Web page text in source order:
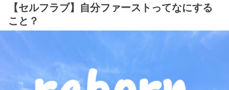
【セルフラブ】自分ファーストってなにする
こと？